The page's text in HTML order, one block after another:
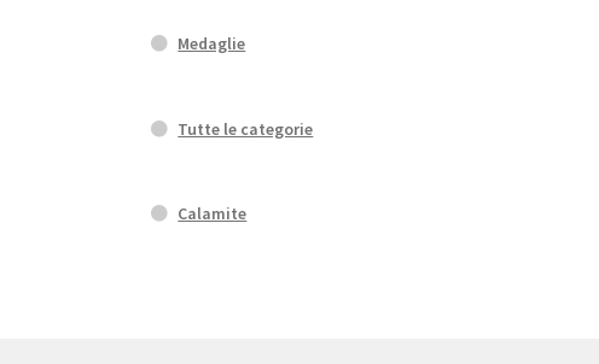
Medaglie
Tutte le categorie
Calamite